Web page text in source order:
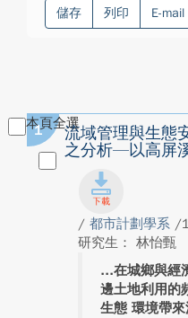
儲存 列印 E-mail
本頁全選
1
流域管理與生態
之分析—以高屏
/ 都市計劃學系 /
研究生： 林怡甄
在城鄉與經
邊土地利用的
生態 環境帶